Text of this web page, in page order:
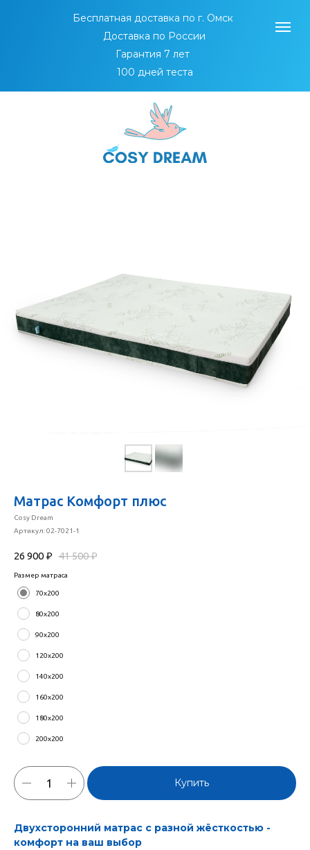
Бесплатная доставка по г. Омск
Доставка по России
Гарантия 7 лет
100 дней теста
Матрас Комфорт плюс
Cosy Dream
Артикул:02-7021-1
26 900 ₽ 41 500 ₽
Размер матраса
70х200
80х200
90х200
120х200
140х200
160х200
180х200
200х200
Купить
Двухсторонний матрас с разной жёсткостью -
комфорт на ваш выбор